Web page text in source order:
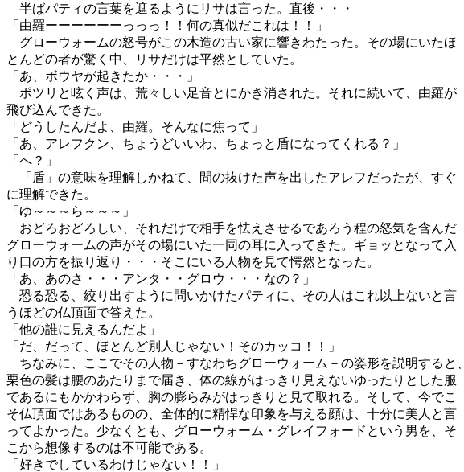
半ばパティの言葉を遮るようにリサは言った。直後・・・
「由羅ーーーーーーっっっ！！何の真似だこれは！！」
グローウォームの怒号がこの木造の古い家に響きわたった。その場にいたほ
とんどの者が驚く中、リサだけは平然としていた。
「あ、ボウヤが起きたか・・・」
ポツリと呟く声は、荒々しい足音とにかき消された。それに続いて、由羅が
飛び込んできた。
「どうしたんだよ、由羅。そんなに焦って」
「あ、アレフクン、ちょうどいいわ、ちょっと盾になってくれる？」
「へ？」
「盾」の意味を理解しかねて、間の抜けた声を出したアレフだったが、すぐ
に理解できた。
「ゆ～～～ら～～～」
おどろおどろしい、それだけで相手を怯えさせるであろう程の怒気を含んだ
グローウォームの声がその場にいた一同の耳に入ってきた。ギョッとなって入
り口の方を振り返り・・・そこにいる人物を見て愕然となった。
「あ、あのさ・・・アンタ・・グロウ・・・なの？」
恐る恐る、絞り出すように問いかけたパティに、その人はこれ以上ないと言
うほどの仏頂面で答えた。
「他の誰に見えるんだよ」
「だ、だって、ほとんど別人じゃない！そのカッコ！！」
ちなみに、ここでその人物－すなわちグローウォーム－の姿形を説明すると、
栗色の髪は腰のあたりまで届き、体の線がはっきり見えないゆったりとした服
であるにもかかわらず、胸の膨らみがはっきりと見て取れる。そして、今でこ
そ仏頂面ではあるものの、全体的に精悍な印象を与える顔は、十分に美人と言
ってよかった。少なくとも、グローウォーム・グレイフォードという男を、そ
こから想像するのは不可能である。
「好きでしているわけじゃない！！」